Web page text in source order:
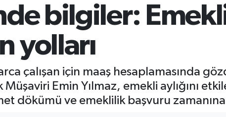
bilgiler: Emekli
yolları
çalışan için maaş hesaplamasında
Emin Yılmaz, emekli aylığını
dökümü ve emeklilik başvuru